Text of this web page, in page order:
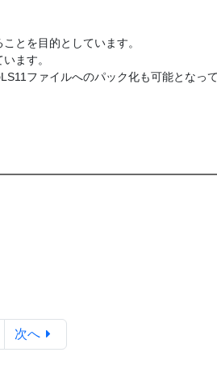
とを目的としています。
ます。
ファイルへのパック化も可能となっ
次へ